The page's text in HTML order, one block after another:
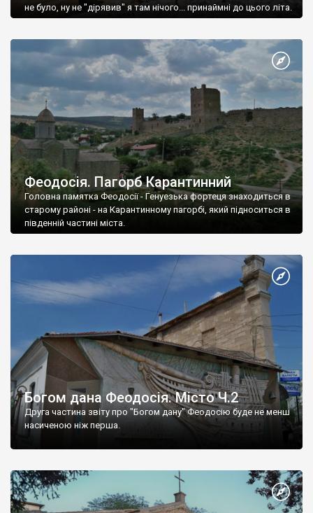
не було, ну не "дірявив" я там нічого... принаймні до цього літа.
Феодосія. Пагорб Карантинний
Головна памятка Феодосії - Генуезька фортеця знаходиться в
старому районі - на Карантинному пагорбі, який підноситься в
південній частині міста.
Богом дана Феодосія. Місто Ч.2
Друга частина звіту про "Богом дану" Феодосію буде не менш
насиченою ніж перша.